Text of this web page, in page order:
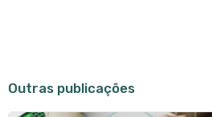
Outras publicações